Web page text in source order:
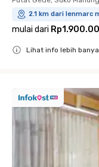
2.1 km dari lenmarc
mulai dari
Lihat info lebih